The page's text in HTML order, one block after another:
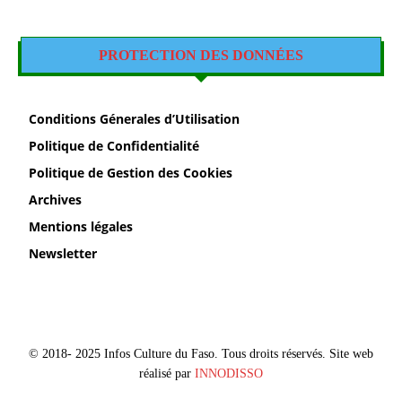
PROTECTION DES DONNÉES
Conditions Génerales d’Utilisation
Politique de Confidentialité
Politique de Gestion des Cookies
Archives
Mentions légales
Newsletter
© 2018- 2025 Infos Culture du Faso. Tous droits réservés. Site web
réalisé par INNODISSO